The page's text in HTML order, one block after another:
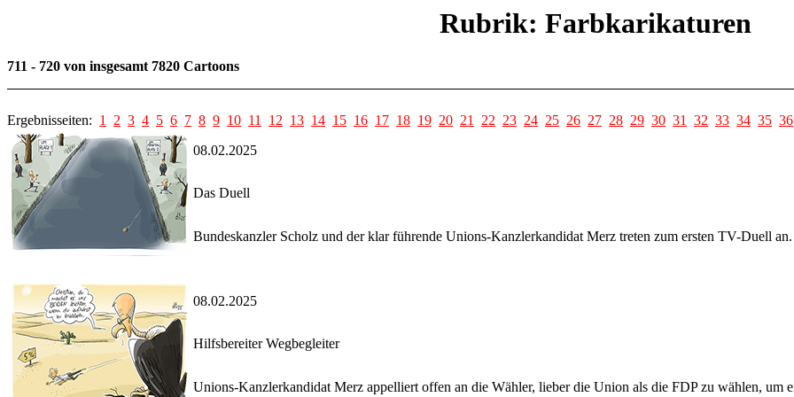
Rubrik: Farbkarikaturen
711 - 720 von insgesamt 7820 Cartoons
Ergebnisseiten: 1 2 3 4 5 6 7 8 9 10 11 12 13 14 15 16 17 18 19 20 21 22 23 24 25 26 27 28 29 30 31 32 33 34 35 36
08.02.2025
Das Duell
Bundeskanzler Scholz und der klar führende Unions-Kanzlerkandidat Merz treten zum ersten TV-Duell an.
08.02.2025
Hilfsbereiter Wegbegleiter
Unions-Kanzlerkandidat Merz appelliert offen an die Wähler, lieber die Union als die FDP zu wählen, um